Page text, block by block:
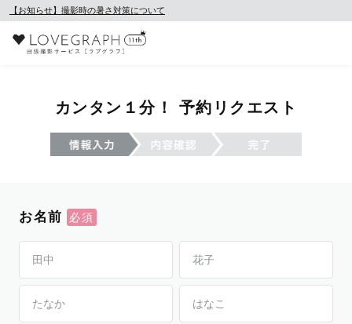
【お知らせ】撮影時の暑さ対策について
カンタン１分！ 予約リクエスト
お名前